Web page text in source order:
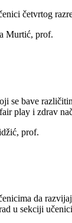
četvrtog
Murtić, prof.
se bave
play i zdrav
prof.
da
u sekciji